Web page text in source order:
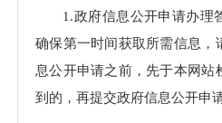
1.政府信息公开申请办理
确保第一时间获取所需信息，
息公开申请之前，先于本网站
到的，再提交政府信息公开申请